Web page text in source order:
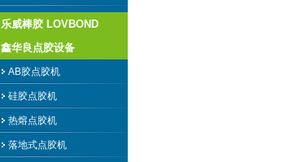
乐威棒胶 LOVBOND
鑫华良点胶设备
AB胶点胶机
硅胶点胶机
热熔点胶机
落地式点胶机